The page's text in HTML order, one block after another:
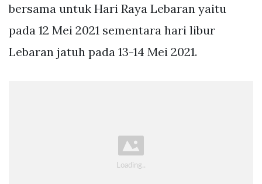
bersama untuk Hari Raya Lebaran yaitu
pada 12 Mei 2021 sementara hari libur
Lebaran jatuh pada 13-14 Mei 2021.